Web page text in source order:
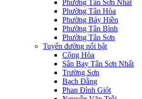
Phường Tân Sơn Nhất
Phường Tân Hòa
Phường Bảy Hiền
Phường Tân Bình
Phường Tân Sơn
Tuyến đường nổi bật
Cộng Hòa
Sân Bay Tân Sơn Nhất
Trường Sơn
Bạch Đằng
Phan Đình Giót